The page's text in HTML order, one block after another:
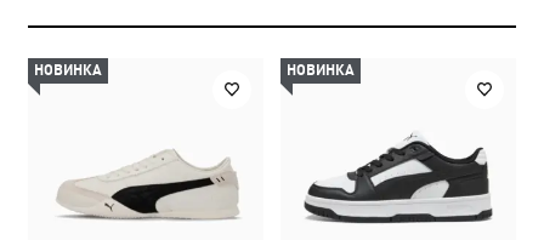
НОВИНКА НОВИНКА